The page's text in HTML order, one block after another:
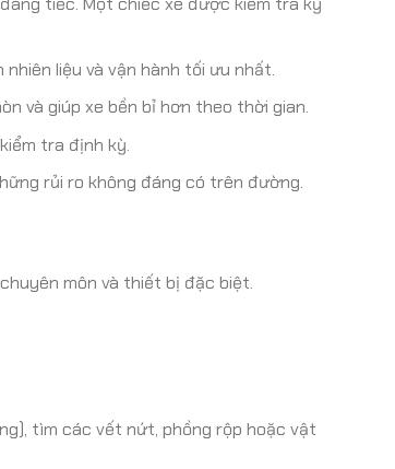
liệu và vận hành tối ưu nhất.
và giúp xe bền bỉ hơn theo thời gian.
tra định kỳ.
rủi ro không đáng có trên đường.
môn và thiết bị đặc biệt.
tìm các vết nứt, phồng rộp hoặc vật